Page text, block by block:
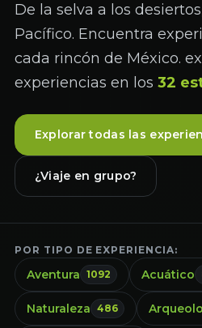
De la selva a los
Pacífico. Encuentra
cada rincón de México.
experiencias en los 32
Explorar todas las
¿Viaje en grupo?
POR TIPO DE EXPERIENCIA:
Aventura 1092 Acuático
Naturaleza 486